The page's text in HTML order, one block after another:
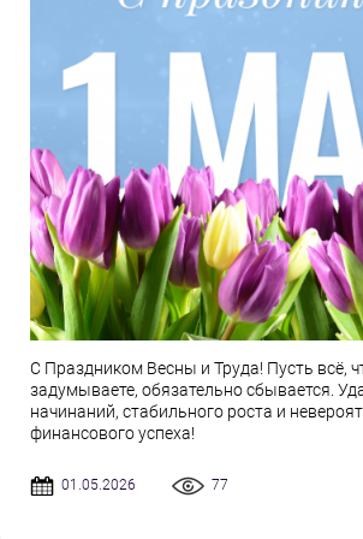
С Праздником Весны и Труда! Пусть всё,
задумываете, обязательно сбывается.
начинаний, стабильного роста и
финансового успеха!
01.05.2026 77